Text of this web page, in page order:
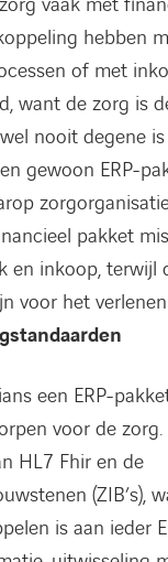
hebben
of met
want de zorg is
nooit degene
gewoon ERP-
pakket
en inkoop, terwijl
voor het
een ERP-
voor de
HL7 Fhir en de
(ZIB’s),
is aan ieder